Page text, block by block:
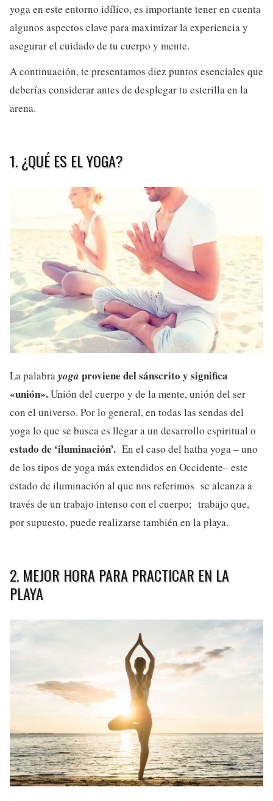
yoga en este entorno idílico, es importante tener en cuenta
algunos aspectos clave para maximizar la experiencia y
asegurar el cuidado de tu cuerpo y mente.
A continuación, te presentamos diez puntos esenciales que
deberías considerar antes de desplegar tu esterilla en la
arena.
1. ¿QUÉ ES EL YOGA?
La palabrayoga proviene del sánscrito y significa
«unión».Unión del cuerpo y de la mente, unión del ser
con el universo. Por lo general, en todas las sendas del
yoga lo que se busca es llegar a un desarrollo espiritual o
estado de ‘iluminación’. En el caso del hatha yoga – uno
de los tipos de yoga más extendidos en Occidente– este
estado de iluminación al que nos referimos se alcanza a
través de un trabajo intenso con el cuerpo; trabajo que,
por supuesto, puede realizarse también en la playa.
2. MEJOR HORA PARA PRACTICAR EN LA
PLAYA